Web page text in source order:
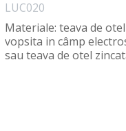
LUC020
Materiale: teava de otel
vopsita in câmp
sau teava de otel